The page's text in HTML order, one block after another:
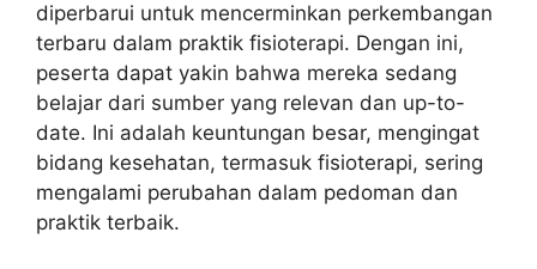
diperbarui untuk mencerminkan perkembangan
terbaru dalam praktik fisioterapi. Dengan ini,
peserta dapat yakin bahwa mereka sedang
belajar dari sumber yang relevan dan up-to-
date. Ini adalah keuntungan besar, mengingat
bidang kesehatan, termasuk fisioterapi, sering
mengalami perubahan dalam pedoman dan
praktik terbaik.